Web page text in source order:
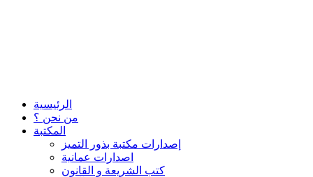
الرئيسية
من نحن ؟
المكتبة
إصدارات مكتبة بذور التميز
اصدارات عمانية
كتب الشريعة و القانون